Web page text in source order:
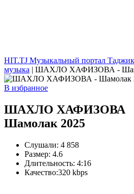
HIT.TJ Музыкальный портал
музыка | ШАХЛО ХАФИЗОВА -
В избранное
ШАХЛО ХАФИЗОВА
Шамолак 2025
Слушали: 4 858
Размер: 4.6
Длительность: 4:16
Качество:320 kbps